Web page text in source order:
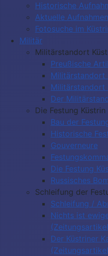
Historische
Aktuelle Aufnahmen
Fotosuche im
Militär
Militärstandort
Preußische
Militärstandort
Militärstandort
Der
Die Festung Küstrin
Bau der
Historische
Gouverneure
Die Festung
Russisches
Schleifung der
Schleifung /
Nichts ist
Der Küstriner